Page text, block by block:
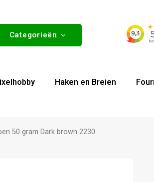
Categorieën
Haken en Breien
50 gram Dark brown 2230